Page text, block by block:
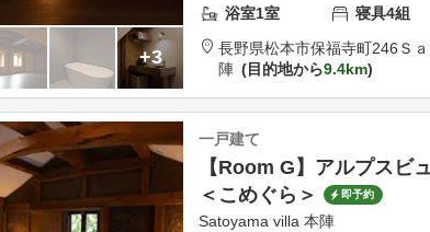
+3
浴室1室 寝具4組
長野県松本市保福寺町246 Ｓ
陣
目的地から9.4km
一戸建て
【Room G】アルプス
＜こめぐら＞
即予約
Satoyama villa 本陣